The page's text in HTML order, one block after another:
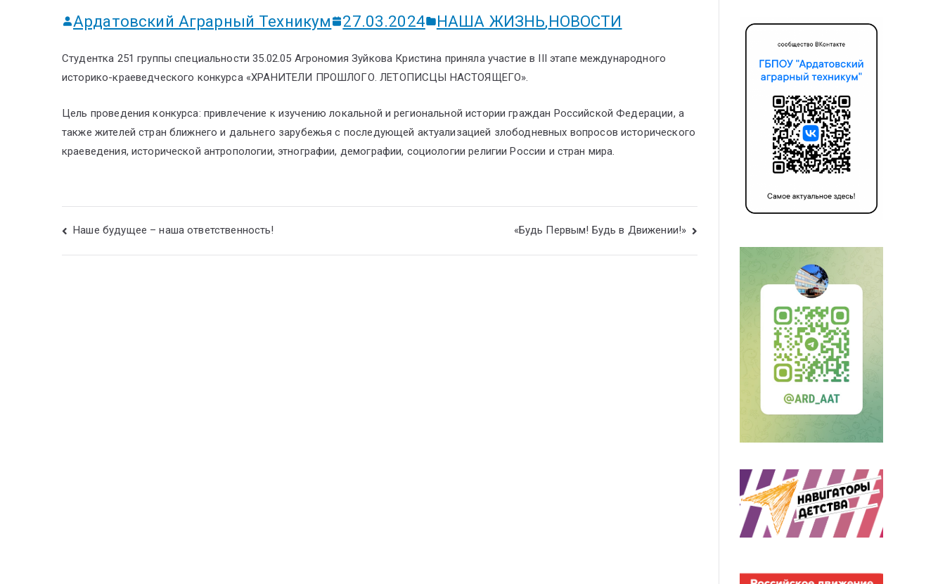
Ардатовский Аграрный Техникум 27.03.2024 НАША ЖИЗНЬ,НОВОСТИ
Студентка 251 группы специальности 35.02.05 Агрономия Зуйкова Кристина приняла участие в III этапе международного
историко-краеведческого конкурса «ХРАНИТЕЛИ ПРОШЛОГО. ЛЕТОПИСЦЫ НАСТОЯЩЕГО».
Цель проведения конкурса: привлечение к изучению локальной и региональной истории граждан Российской Федерации, а
также жителей стран ближнего и дальнего зарубежья с последующей актуализацией злободневных вопросов исторического
краеведения, исторической антропологии, этнографии, демографии, социологии религии России и стран мира.
Наше будущее – наша ответственность! «Будь Первым! Будь в Движении!»